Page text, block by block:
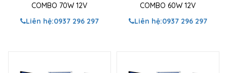
COMBO 70W 12V
Liên hệ:0937 296 297
COMBO 60W 12V
Liên hệ:0937 296 297